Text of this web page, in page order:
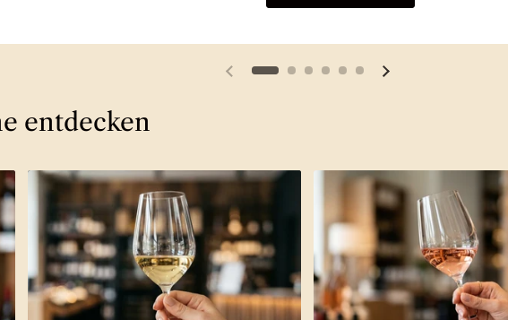
Vorherige Folie Nächste Folie
entdecken